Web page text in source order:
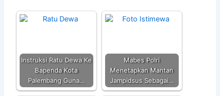
Instruksi Ratu Dewa Ke
Bapenda Kota
Palembang Guna…
Mabes Polri
Menetapkan Mantan
Jampidsus Sebagai…